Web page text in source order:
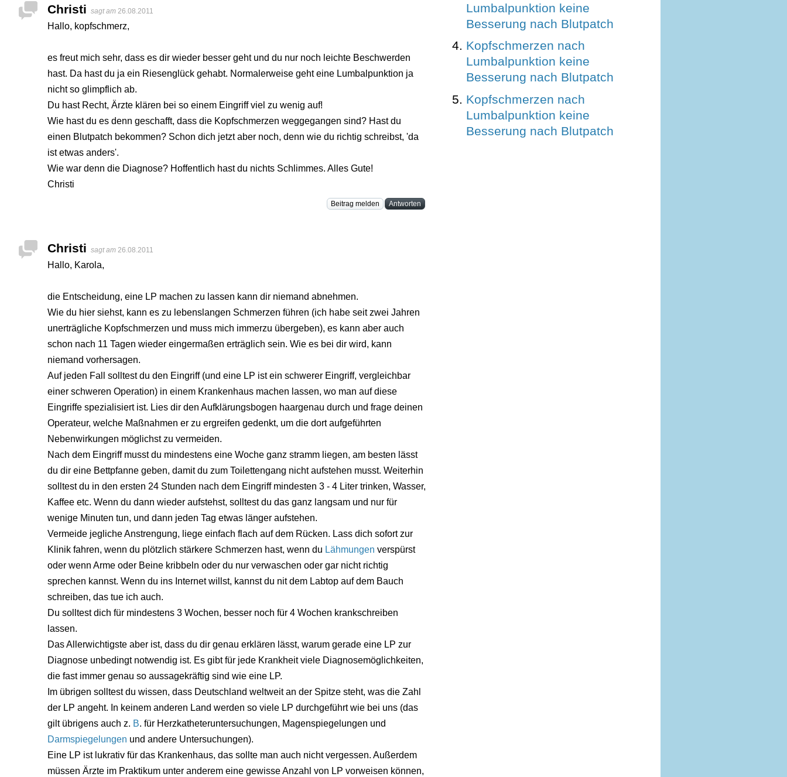
Christi sagt am 26.08.2011
Hallo, kopfschmerz,
es freut mich sehr, dass es dir wieder besser geht und du nur noch leichte Beschwerden
hast. Da hast du ja ein Riesenglück gehabt. Normalerweise geht eine Lumbalpunktion ja
nicht so glimpflich ab.
Du hast Recht, Ärzte klären bei so einem Eingriff viel zu wenig auf!
Wie hast du es denn geschafft, dass die Kopfschmerzen weggegangen sind? Hast du
einen Blutpatch bekommen? Schon dich jetzt aber noch, denn wie du richtig schreibst, 'da
ist etwas anders'.
Wie war denn die Diagnose? Hoffentlich hast du nichts Schlimmes. Alles Gute!
Christi
Beitrag melden Antworten
Christi sagt am 26.08.2011
Hallo, Karola,
die Entscheidung, eine LP machen zu lassen kann dir niemand abnehmen.
Wie du hier siehst, kann es zu lebenslangen Schmerzen führen (ich habe seit zwei Jahren
unerträgliche Kopfschmerzen und muss mich immerzu übergeben), es kann aber auch
schon nach 11 Tagen wieder eingermaßen erträglich sein. Wie es bei dir wird, kann
niemand vorhersagen.
Auf jeden Fall solltest du den Eingriff (und eine LP ist ein schwerer Eingriff, vergleichbar
einer schweren Operation) in einem Krankenhaus machen lassen, wo man auf diese
Eingriffe spezialisiert ist. Lies dir den Aufklärungsbogen haargenau durch und frage deinen
Operateur, welche Maßnahmen er zu ergreifen gedenkt, um die dort aufgeführten
Nebenwirkungen möglichst zu vermeiden.
Nach dem Eingriff musst du mindestens eine Woche ganz stramm liegen, am besten lässt
du dir eine Bettpfanne geben, damit du zum Toilettengang nicht aufstehen musst. Weiterhin
solltest du in den ersten 24 Stunden nach dem Eingriff mindesten 3 - 4 Liter trinken, Wasser,
Kaffee etc. Wenn du dann wieder aufstehst, solltest du das ganz langsam und nur für
wenige Minuten tun, und dann jeden Tag etwas länger aufstehen.
Vermeide jegliche Anstrengung, liege einfach flach auf dem Rücken. Lass dich sofort zur
Klinik fahren, wenn du plötzlich stärkere Schmerzen hast, wenn du Lähmungen verspürst
oder wenn Arme oder Beine kribbeln oder du nur verwaschen oder gar nicht richtig
sprechen kannst. Wenn du ins Internet willst, kannst du nit dem Labtop auf dem Bauch
schreiben, das tue ich auch.
Du solltest dich für mindestens 3 Wochen, besser noch für 4 Wochen krankschreiben
lassen.
Das Allerwichtigste aber ist, dass du dir genau erklären lässt, warum gerade eine LP zur
Diagnose unbedingt notwendig ist. Es gibt für jede Krankheit viele Diagnosemöglichkeiten,
die fast immer genau so aussagekräftig sind wie eine LP.
Im übrigen solltest du wissen, dass Deutschland weltweit an der Spitze steht, was die Zahl
der LP angeht. In keinem anderen Land werden so viele LP durchgeführt wie bei uns (das
gilt übrigens auch z. B. für Herzkatheteruntersuchungen, Magenspiegelungen und
Darmspiegelungen und andere Untersuchungen).
Eine LP ist lukrativ für das Krankenhaus, das sollte man auch nicht vergessen. Außerdem
müssen Ärzte im Praktikum unter anderem eine gewisse Anzahl von LP vorweisen können,
Lumbalpunktion keine
Besserung nach Blutpatch
Kopfschmerzen nach
Lumbalpunktion keine
Besserung nach Blutpatch
Kopfschmerzen nach
Lumbalpunktion keine
Besserung nach Blutpatch